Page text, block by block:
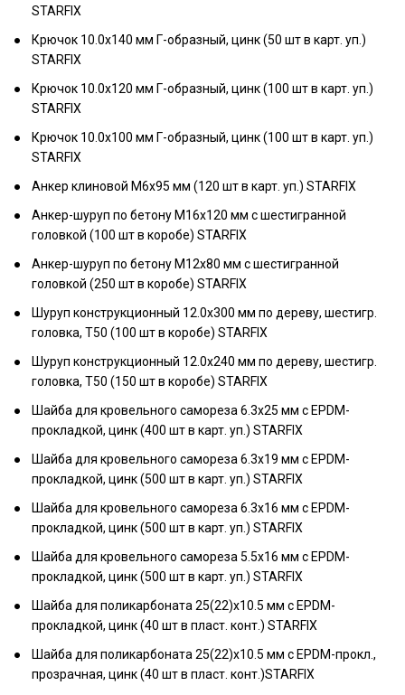
STARFIX
Крючок 10.0х140 мм Г-образный, цинк (50 шт в карт. уп.)
STARFIX
Крючок 10.0х120 мм Г-образный, цинк (100 шт в карт. уп.)
STARFIX
Крючок 10.0х100 мм Г-образный, цинк (100 шт в карт. уп.)
STARFIX
Анкер клиновой М6х95 мм (120 шт в карт. уп.) STARFIX
Анкер-шуруп по бетону М16х120 мм с шестигранной
головкой (100 шт в коробе) STARFIX
Анкер-шуруп по бетону М12х80 мм с шестигранной
головкой (250 шт в коробе) STARFIX
Шуруп конструкционный 12.0х300 мм по дереву, шестигр.
головка, T50 (100 шт в коробе) STARFIX
Шуруп конструкционный 12.0х240 мм по дереву, шестигр.
головка, T50 (150 шт в коробе) STARFIX
Шайба для кровельного самореза 6.3х25 мм c EPDM-
прокладкой, цинк (400 шт в карт. уп.) STARFIX
Шайба для кровельного самореза 6.3х19 мм c EPDM-
прокладкой, цинк (500 шт в карт. уп.) STARFIX
Шайба для кровельного самореза 6.3х16 мм c EPDM-
прокладкой, цинк (500 шт в карт. уп.) STARFIX
Шайба для кровельного самореза 5.5х16 мм c EPDM-
прокладкой, цинк (500 шт в карт. уп.) STARFIX
Шайба для поликарбоната 25(22)х10.5 мм c EPDM-
прокладкой, цинк (40 шт в пласт. конт.) STARFIX
Шайба для поликарбоната 25(22)х10.5 мм c EPDM-прокл.,
прозрачная, цинк (40 шт в пласт. конт.)STARFIX